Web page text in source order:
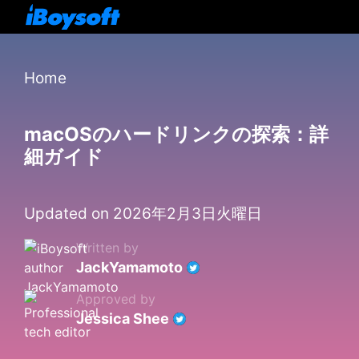
Home
macOSのハードリンクの探索：詳
細ガイド
Updated on 2026年2月3日火曜日
Written by
JackYamamoto
Approved by
Jessica Shee